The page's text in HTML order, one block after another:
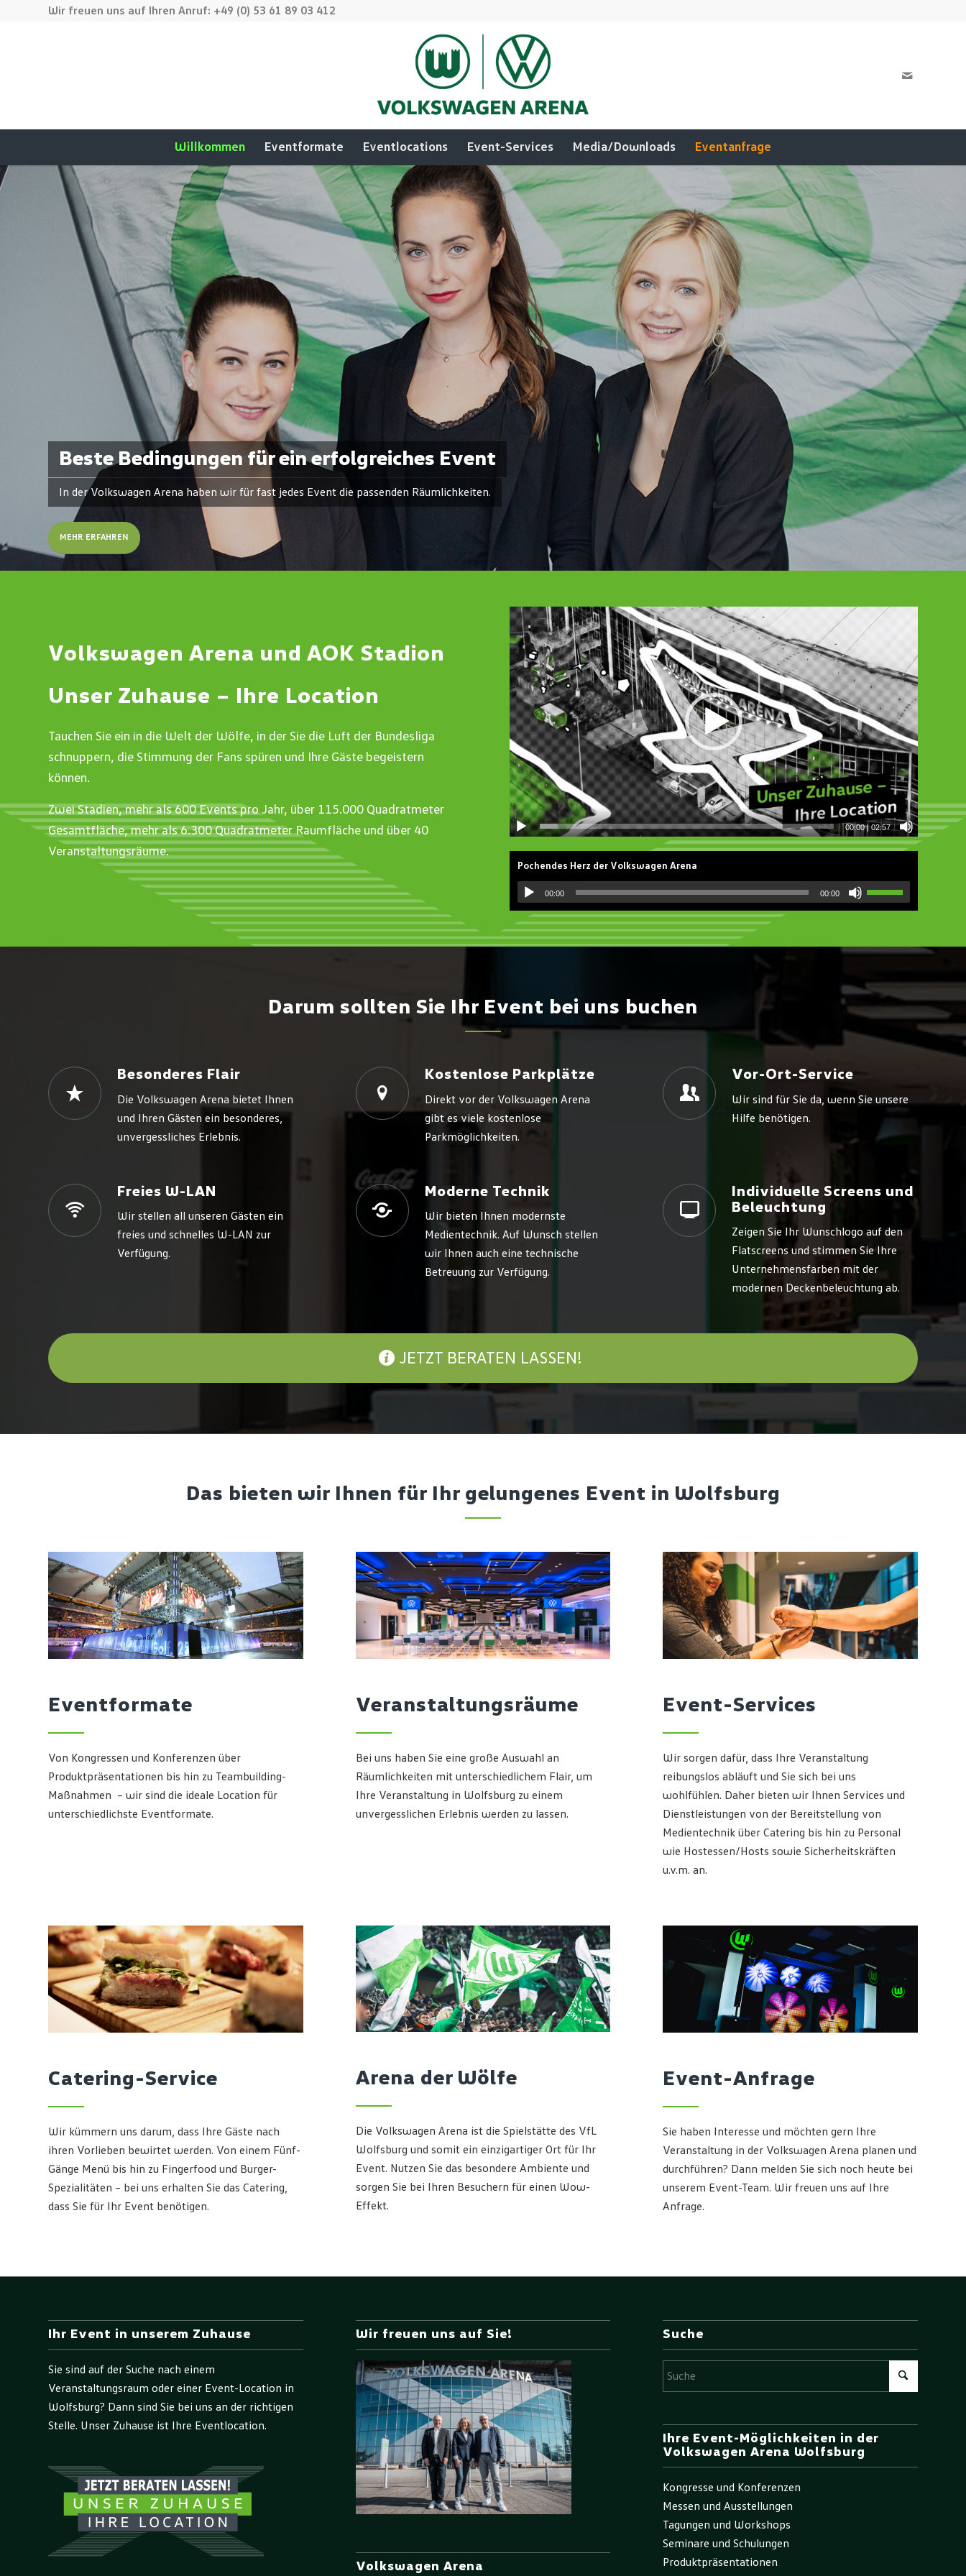
Wir freuen uns auf Ihren Anruf: +49 (0) 53 61 89 03 412
Willkommen Eventformate Eventlocations Event-Services Media/Downloads Eventanfrage
Beste Bedingungen für ein erfolgreiches Event
In der Volkswagen Arena haben wir für fast jedes Event die passenden Räumlichkeiten.
MEHR ERFAHREN
Volkswagen Arena und AOK Stadion
Unser Zuhause – Ihre Location
Tauchen Sie ein in die Welt der Wölfe, in der Sie die Luft der Bundesliga
schnuppern, die Stimmung der Fans spüren und Ihre Gäste begeistern
können.
Zwei Stadien, mehr als 600 Events pro Jahr, über 115.000 Quadratmeter
Gesamtfläche, mehr als 6.300 Quadratmeter Raumfläche und über 40
Veranstaltungsräume.
00:00|02:57
Pochendes Herz der Volkswagen Arena
00:00 00:00
Darum sollten Sie Ihr Event bei uns buchen
Besonderes Flair
Die Volkswagen Arena bietet Ihnen
und Ihren Gästen ein besonderes,
unvergessliches Erlebnis.
Kostenlose Parkplätze
Direkt vor der Volkswagen Arena
gibt es viele kostenlose
Parkmöglichkeiten.
Vor-Ort-Service
Wir sind für Sie da, wenn Sie unsere
Hilfe benötigen.
Freies W-LAN
Wir stellen all unseren Gästen ein
freies und schnelles W-LAN zur
Verfügung.
Moderne Technik
Wir bieten Ihnen modernste
Medientechnik. Auf Wunsch stellen
wir Ihnen auch eine technische
Betreuung zur Verfügung.
Individuelle Screens und
Beleuchtung
Zeigen Sie Ihr Wunschlogo auf den
Flatscreens und stimmen Sie Ihre
Unternehmensfarben mit der
modernen Deckenbeleuchtung ab.
JETZT BERATEN LASSEN!
Das bieten wir Ihnen für Ihr gelungenes Event in Wolfsburg
Eventformate
Von Kongressen und Konferenzen über
Produktpräsentationen bis hin zu Teambuilding-
Maßnahmen – wir sind die ideale Location für
unterschiedlichste Eventformate.
Veranstaltungsräume
Bei uns haben Sie eine große Auswahl an
Räumlichkeiten mit unterschiedlichem Flair, um
Ihre Veranstaltung in Wolfsburg zu einem
unvergesslichen Erlebnis werden zu lassen.
Event-Services
Wir sorgen dafür, dass Ihre Veranstaltung
reibungslos abläuft und Sie sich bei uns
wohlfühlen. Daher bieten wir Ihnen Services und
Dienstleistungen von der Bereitstellung von
Medientechnik über Catering bis hin zu Personal
wie Hostessen/Hosts sowie Sicherheitskräften
u.v.m. an.
Catering-Service
Wir kümmern uns darum, dass Ihre Gäste nach
ihren Vorlieben bewirtet werden. Von einem Fünf-
Gänge Menü bis hin zu Fingerfood und Burger-
Spezialitäten – bei uns erhalten Sie das Catering,
dass Sie für Ihr Event benötigen.
Arena der Wölfe
Die Volkswagen Arena ist die Spielstätte des VfL
Wolfsburg und somit ein einzigartiger Ort für Ihr
Event. Nutzen Sie das besondere Ambiente und
sorgen Sie bei Ihren Besuchern für einen Wow-
Effekt.
Event-Anfrage
Sie haben Interesse und möchten gern Ihre
Veranstaltung in der Volkswagen Arena planen und
durchführen? Dann melden Sie sich noch heute bei
unserem Event-Team. Wir freuen uns auf Ihre
Anfrage.
Ihr Event in unserem Zuhause
Sie sind auf der Suche nach einem
Veranstaltungsraum oder einer Event-Location in
Wolfsburg? Dann sind Sie bei uns an der richtigen
Stelle. Unser Zuhause ist Ihre Eventlocation.
Wir freuen uns auf Sie!
Volkswagen Arena
Suche
Ihre Event-Möglichkeiten in der
Volkswagen Arena Wolfsburg
Kongresse und Konferenzen
Messen und Ausstellungen
Tagungen und Workshops
Seminare und Schulungen
Produktpräsentationen